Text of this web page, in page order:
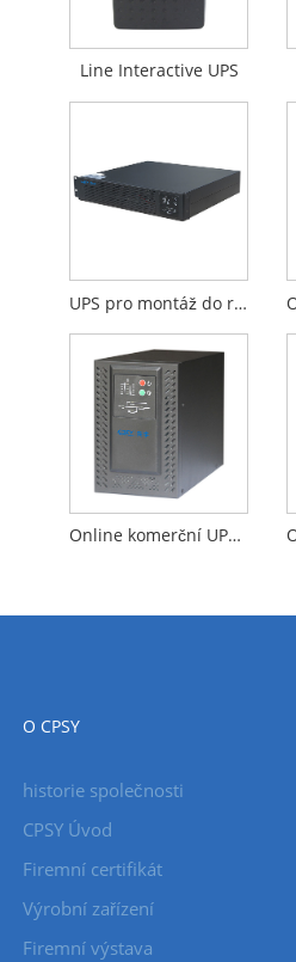
Line Interactive UPS
UPS pro montáž do racku
Online komerční UPS bez transformátoru
O CPSY
historie společnosti
CPSY Úvod
Firemní certifikát
Výrobní zařízení
Firemní výstava